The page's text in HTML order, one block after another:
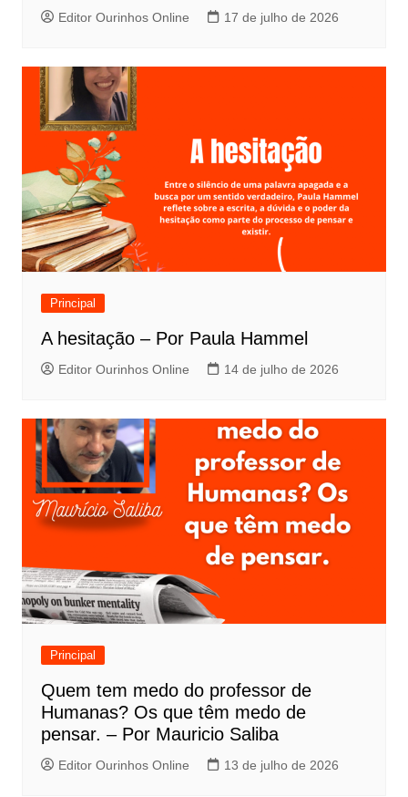
Editor Ourinhos Online 17 de julho de 2026
Principal
A hesitação – Por Paula Hammel
Editor Ourinhos Online 14 de julho de 2026
Principal
Quem tem medo do professor de
Humanas? Os que têm medo de
pensar. – Por Mauricio Saliba
Editor Ourinhos Online 13 de julho de 2026